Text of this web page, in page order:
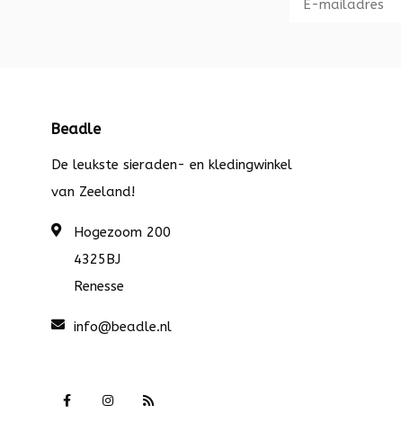
Beadle
De leukste sieraden- en kledingwinkel
van Zeeland!
Hogezoom 200
4325BJ
Renesse
info@beadle.nl